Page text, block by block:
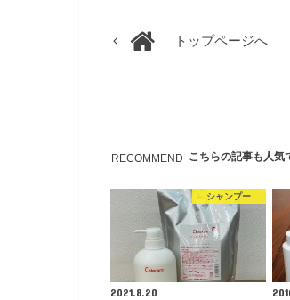
トップページへ
RECOMMEND こちらの記事も人気
シャンプー
2021.8.20